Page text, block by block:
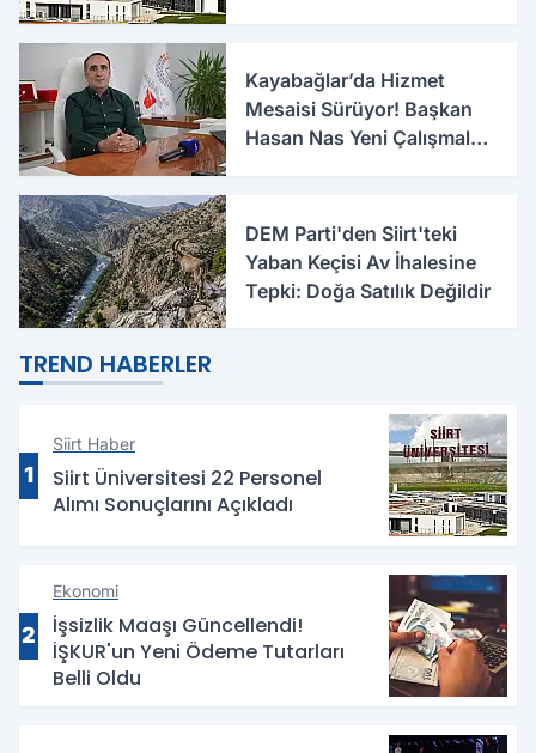
Kayabağlar’da Hizmet
Mesaisi Sürüyor! Başkan
Hasan Nas Yeni Çalışmaları
DEM Parti'den Siirt'teki
Yaban Keçisi Av İhalesine
Tepki: Doğa Satılık Değildir
TREND HABERLER
1
Siirt Haber
Siirt Üniversitesi 22 Personel
Alımı Sonuçlarını Açıkladı
2
Ekonomi
İşsizlik Maaşı Güncellendi!
İŞKUR'un Yeni Ödeme Tutarları
Belli Oldu